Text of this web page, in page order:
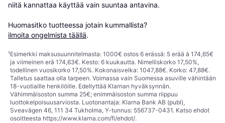
niitä kannattaa käyttää vain suuntaa antavina.
Huomasitko tuotteessa jotain kummallista?
ilmoita ongelmista täällä.
¹Esimerkki maksusuunnitelmasta: 1000€ ostos 6 erässä: 5 erää à 174,65€
ja viimeinen erä 174,63€. Kesto: 6 kuukautta. Nimelliskorko 17,50%,
todellinen vuosikorko 17,50%. Kokonaisvelka: 1047,88€. Korko: 47,88€.
Talletus saattaa olla tarpeen. Voimassa vain Suomessa asuville vähintään
18-vuotiaille henkilöille. Edellyttää Klarnan hyväksynnän.
Vähimmäisoston summa 25€; enimmäisoston summa riippuu
luottokelpoisuusarviosta. Luotonantaja: Klarna Bank AB (publ),
Sveavägen 46, 111 34 Tukholma, Y-tunnus: 556737-0431. Katso ehdot
osoitteesta https://www.klarna.com/fi/ehdot/.